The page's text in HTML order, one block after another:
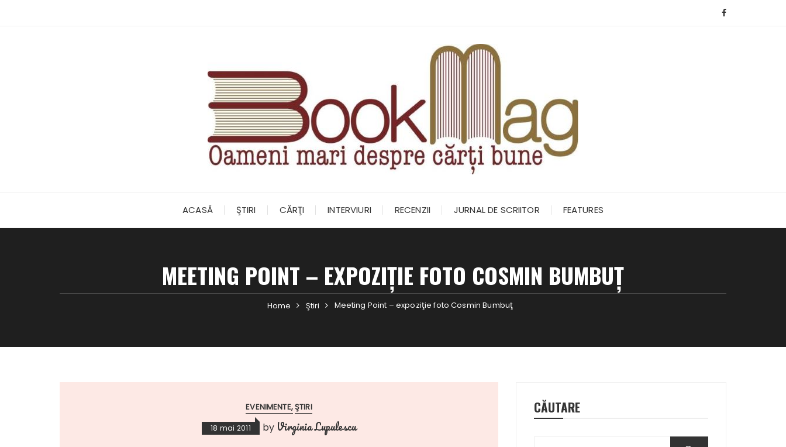
ACASĂ ŞTIRI CĂRŢI INTERVIURI RECENZII JURNAL DE SCRIITOR FEATURES
MEETING POINT – EXPOZIŢIE FOTO COSMIN BUMBUŢ
Home Ştiri Meeting Point – expoziţie foto Cosmin Bumbuţ
EVENIMENTE ŞTIRI
18 mai 2011 by Virginia Lupulescu
CĂUTARE